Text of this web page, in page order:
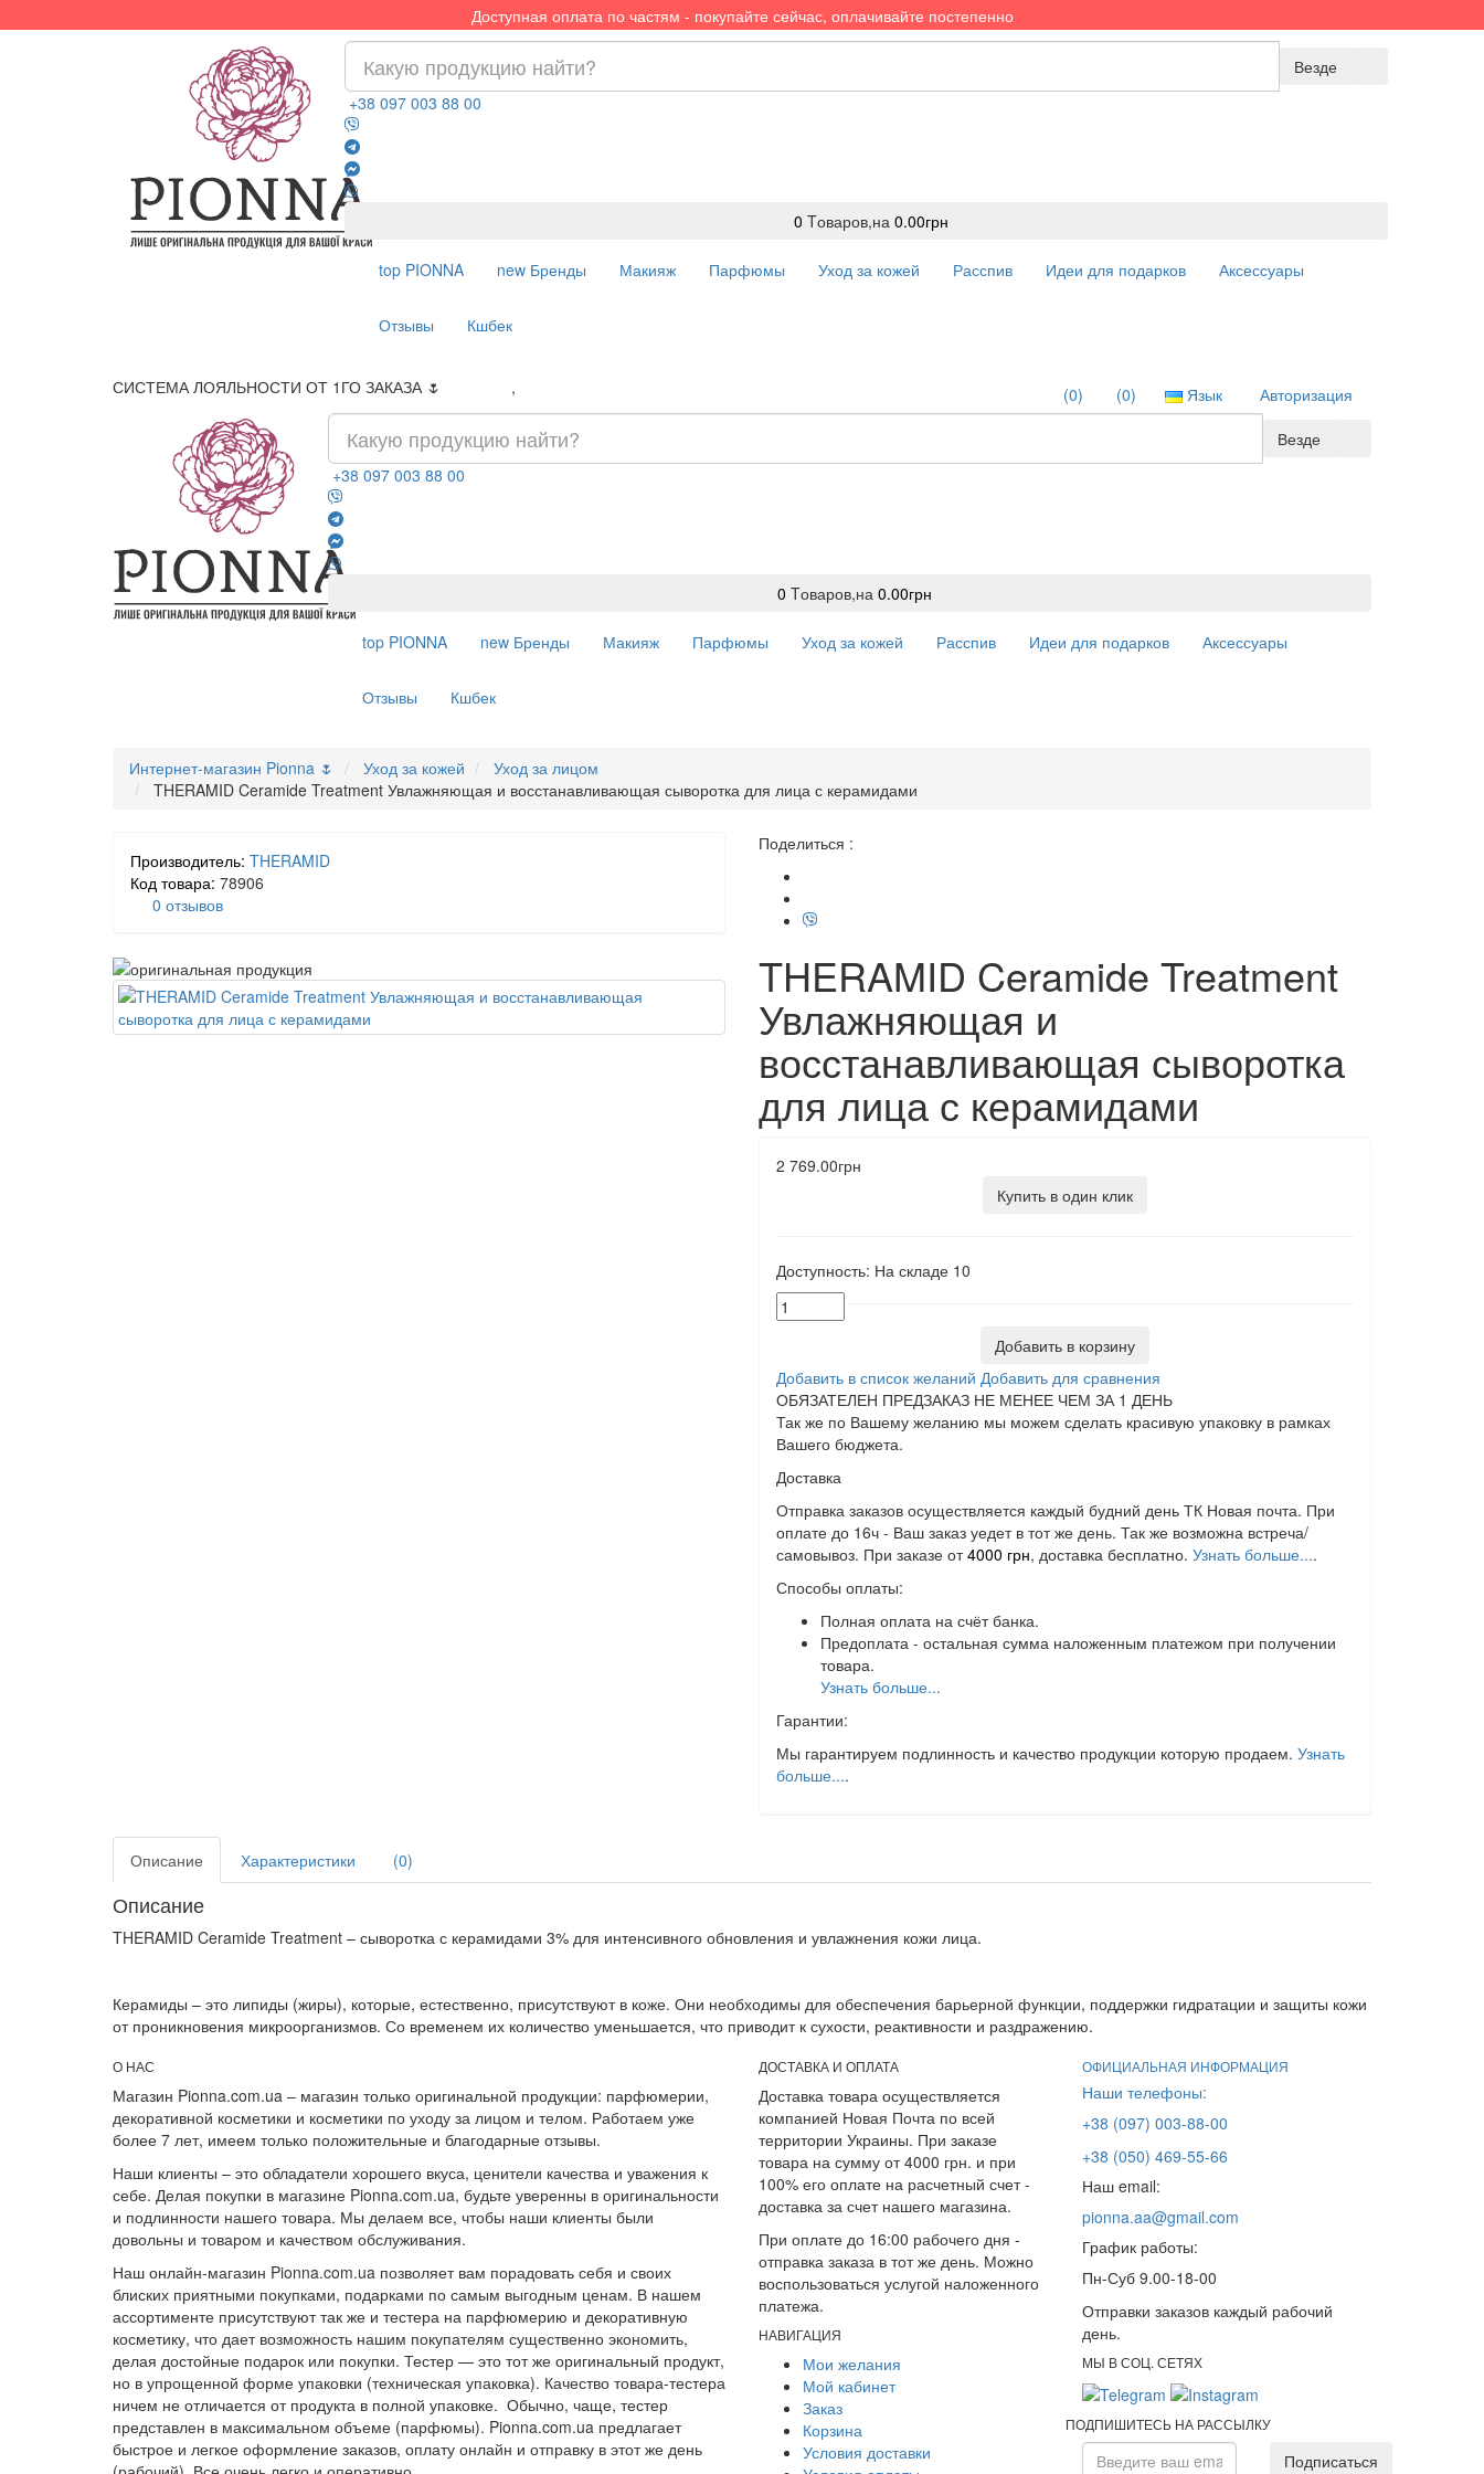
Доступная оплата по частям - покупайте сейчас, оплачивайте постепенно
Везде
+38 097 003 88 00
0 Tоваров,на 0.00грн
top PIONNA new Бренды Макияж Парфюмы Уход за кожей Расспив Идеи для подарков Аксессуары
Отзывы Кшбек
СИСТЕМА ЛОЯЛЬНОСТИ ОТ 1ГО ЗАКАЗА 🌷 , Авторизация
Язык
(0)
(0)
Везде
+38 097 003 88 00
0 Tоваров,на 0.00грн
top PIONNA new Бренды Макияж Парфюмы Уход за кожей Расспив Идеи для подарков Аксессуары
Отзывы Кшбек
Интернет-магазин Pionna 🌷 Уход за кожей
Уход за лицом
THERAMID Ceramide Treatment Увлажняющая и восстанавливающая сыворотка для лица с керамидами
Производитель: THERAMID
Код товара: 78906
0 отзывов
Поделиться :
THERAMID Ceramide Treatment
Увлажняющая и
восстанавливающая сыворотка
для лица с керамидами
2 769.00грн
Купить в один клик
Доступность: На складе 10
Добавить в корзину
Добавить в список желаний Добавить для сравнения
ОБЯЗАТЕЛЕН ПРЕДЗАКАЗ НЕ МЕНЕЕ ЧЕМ ЗА 1 ДЕНЬ
Так же по Вашему желанию мы можем сделать красивую упаковку в рамках
Вашего бюджета.
Доставка
Отправка заказов осуществляется каждый будний день ТК Новая почта. При
оплате до 16ч - Ваш заказ уедет в тот же день. Так же возможна встреча/
самовывоз. При заказе от4000 грн, доставка бесплатно. Узнать больше....
Способы оплаты:
Полная оплата на счёт банка.
Предоплата - остальная сумма наложенным платежом при получении
товара.
Узнать больше...
Гарантии:
Мы гарантируем подлинность и качество продукции которую продаем. Узнать
больше....
Описание Характеристики (0)
Описание
THERAMID Ceramide Treatment – ​​сыворотка с керамидами 3% для интенсивного обновления и увлажнения кожи лица.
Керамиды – это липиды (жиры), которые, естественно, присутствуют в коже. Они необходимы для обеспечения барьерной функции, поддержки гидратации и защиты кожи
от проникновения микроорганизмов. Со временем их количество уменьшается, что приводит к сухости, реактивности и раздражению.
О НАС
Магазин Pionna.com.ua – магазин только оригинальной продукции: парфюмерии,
декоративной косметики и косметики по уходу за лицом и телом. Работаем уже
более 7 лет, имеем только положительные и благодарные отзывы.
Наши клиенты – это обладатели хорошего вкуса, ценители качества и уважения к
себе. Делая покупки в магазине Pionna.com.ua, будьте уверенны в оригинальности
и подлинности нашего товара. Мы делаем все, чтобы наши клиенты были
довольны и товаром и качеством обслуживания.
Наш онлайн-магазин Pionna.com.ua позволяет вам порадовать себя и своих
блиских приятными покупками, подарками по самым выгодным ценам. В нашем
ассортименте присутствуют так же и тестера на парфюмерию и декоративную
косметику, что дает возможность нашим покупателям существенно экономить,
делая достойные подарок или покупки. Тестер — это тот же оригинальный продукт,
но в упрощенной форме упаковки (техническая упаковка). Качество товара-тестера
ничем не отличается от продукта в полной упаковке. Обычно, чаще, тестер
представлен в максимальном объеме (парфюмы). Pionna.com.ua предлагает
быстрое и легкое оформление заказов, оплату онлайн и отправку в этот же день
ДОСТАВКА И ОПЛАТА
Доставка товара осуществляется
компанией Новая Почта по всей
территории Украины. При заказе
товара на сумму от 4000 грн. и при
100% его оплате на расчетный счет -
доставка за счет нашего магазина.
При оплате до 16:00 рабочего дня -
отправка заказа в тот же день. Можно
воспользоваться услугой наложенного
платежа.
НАВИГАЦИЯ
Мои желания
Мой кабинет
Заказ
Корзина
Условия доставки
ОФИЦИАЛЬНАЯ ИНФОРМАЦИЯ
Наши телефоны:
+38 (097) 003-88-00
+38 (050) 469-55-66
Наш email:
pionna.aa@gmail.com
График работы:
Пн-Суб 9.00-18-00
Отправки заказов каждый рабочий
день.
МЫ В СОЦ. СЕТЯХ
ПОДПИШИТЕСЬ НА РАССЫЛКУ
Подписаться